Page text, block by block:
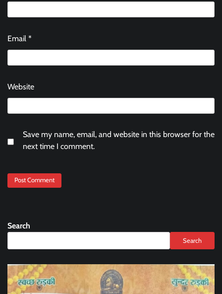
Email *
Website
Save my name, email, and website in this browser for the
next time I comment.
Search
Search